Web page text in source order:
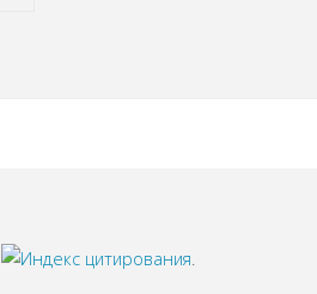
.